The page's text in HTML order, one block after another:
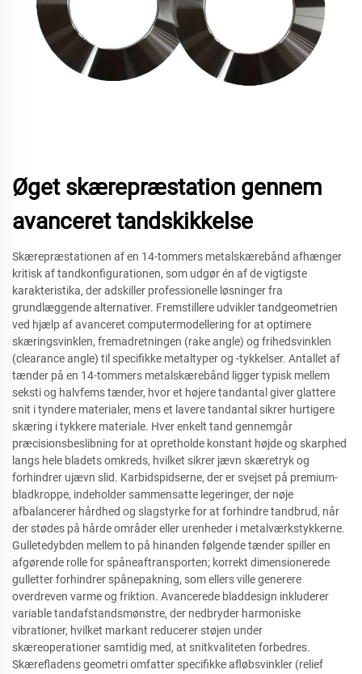
Øget skærepræstation gennem
avanceret tandskikkelse
Skærepræstationen af en 14-tommers metalskærebånd afhænger
kritisk af tandkonfigurationen, som udgør én af de vigtigste
karakteristika, der adskiller professionelle løsninger fra
grundlæggende alternativer. Fremstillere udvikler tandgeometrien
ved hjælp af avanceret computermodellering for at optimere
skæringsvinklen, fremadretningen (rake angle) og frihedsvinklen
(clearance angle) til specifikke metaltyper og -tykkelser. Antallet af
tænder på en 14-tommers metalskærebånd ligger typisk mellem
seksti og halvfems tænder, hvor et højere tandantal giver glattere
snit i tyndere materialer, mens et lavere tandantal sikrer hurtigere
skæring i tykkere materiale. Hver enkelt tand gennemgår
præcisionsbeslibning for at opretholde konstant højde og skarphed
langs hele bladets omkreds, hvilket sikrer jævn skæretryk og
forhindrer ujævn slid. Karbidspidserne, der er svejset på premium-
bladkroppe, indeholder sammensatte legeringer, der nøje
afbalancerer hårdhed og slagstyrke for at forhindre tandbrud, når
der stødes på hårde områder eller urenheder i metalværkstykkerne.
Gulletedybden mellem to på hinanden følgende tænder spiller en
afgørende rolle for spåneaftransporten; korrekt dimensionerede
gulletter forhindrer spånepakning, som ellers ville generere
overdreven varme og friktion. Avancerede bladdesign inkluderer
variable tandafstandsmønstre, der nedbryder harmoniske
vibrationer, hvilket markant reducerer støjen under
skæreoperationer samtidig med, at snitkvaliteten forbedres.
Skærefladens geometri omfatter specifikke afløbsvinkler (relief